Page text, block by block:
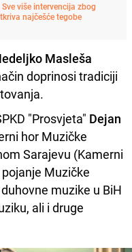
više intervencija zbog
najčešće tegobe
Masleša
doprinosi tradiciji
"Prosvjeta" Dejan
hor Muzičke
Sarajevu (Kamerni
Muzičke
muzike u BiH
ali i druge